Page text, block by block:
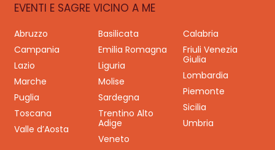
EVENTI E SAGRE VICINO A ME
Abruzzo Basilicata
Calabria
Campania
Emilia Romagna
Friuli Venezia
Giulia
Lazio
Liguria
Lombardia
Marche
Molise
Piemonte
Puglia
Sardegna
Sicilia
Toscana
Trentino Alto
Adige
Umbria
Valle d’Aosta
Veneto